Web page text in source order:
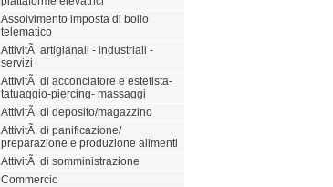
Assolvimento imposta di bollo
telematico
AttivitÃ artigianali - industriali -
servizi
AttivitÃ di acconciatore e estetista-
tatuaggio-piercing- massaggi
AttivitÃ di deposito/magazzino
AttivitÃ di panificazione/
preparazione e produzione alimenti
AttivitÃ di somministrazione
Commercio